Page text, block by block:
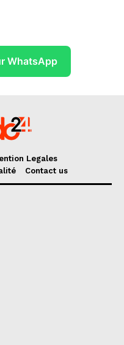
WhatsApp
Legales
Contact us